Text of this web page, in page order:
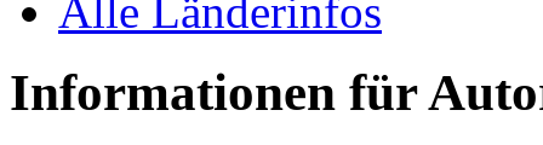
Alle Länderinfos
Informationen für